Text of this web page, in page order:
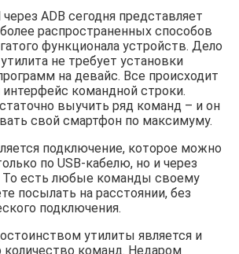
ADB сегодня представляет
распространенных способов
функционала устройств. Дело
не требует установки
на девайс. Все происходит
командной строки.
выучить ряд команд – и он
свой смартфон по максимуму.
подключение, которое можно
по USB-кабелю, но и через
То есть любые команды своему
посылать на расстоянии, без
подключения.
утилиты является и
количество команд. Недаром